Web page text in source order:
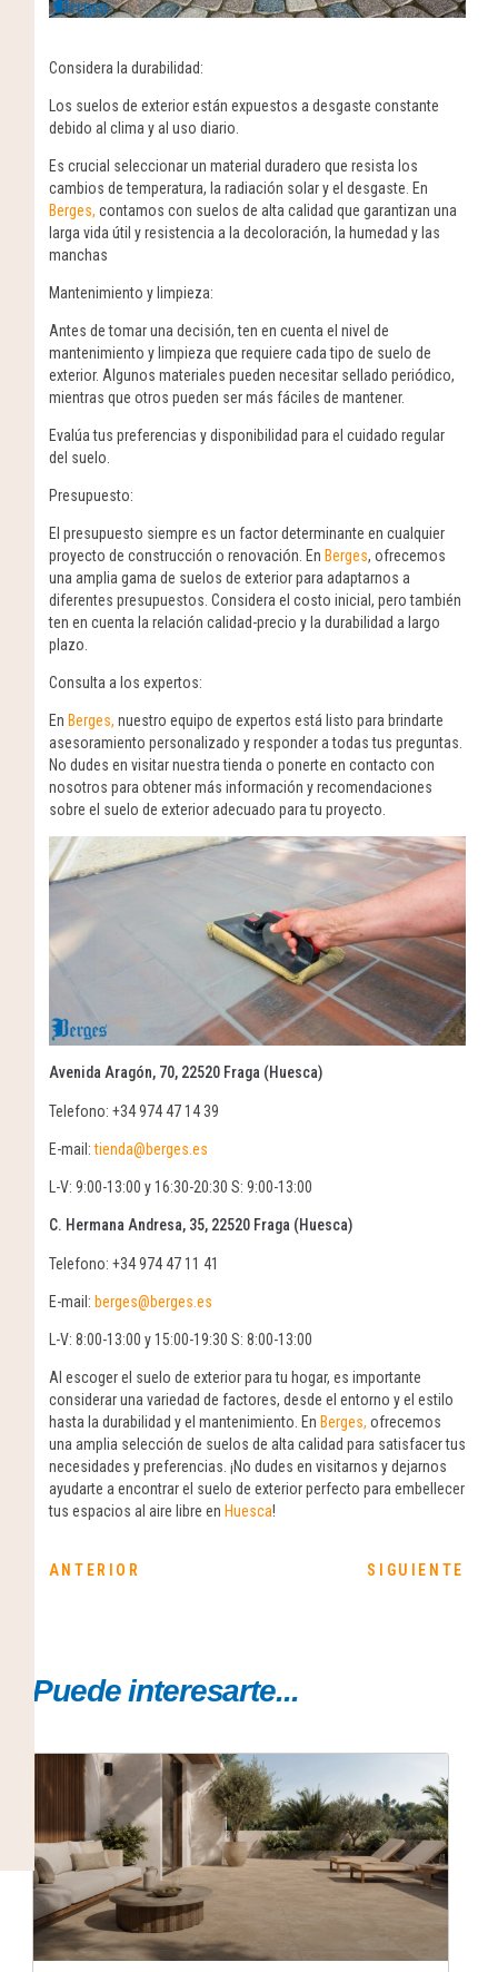
Considera la durabilidad:
Los suelos de exterior están expuestos a desgaste constante
debido al clima y al uso diario.
Es crucial seleccionar un material duradero que resista los
cambios de temperatura, la radiación solar y el desgaste. En
Berges, contamos con suelos de alta calidad que garantizan una
larga vida útil y resistencia a la decoloración, la humedad y las
manchas
Mantenimiento y limpieza:
Antes de tomar una decisión, ten en cuenta el nivel de
mantenimiento y limpieza que requiere cada tipo de suelo de
exterior. Algunos materiales pueden necesitar sellado periódico,
mientras que otros pueden ser más fáciles de mantener.
Evalúa tus preferencias y disponibilidad para el cuidado regular
del suelo.
Presupuesto:
El presupuesto siempre es un factor determinante en cualquier
proyecto de construcción o renovación. En Berges, ofrecemos
una amplia gama de suelos de exterior para adaptarnos a
diferentes presupuestos. Considera el costo inicial, pero también
ten en cuenta la relación calidad-precio y la durabilidad a largo
plazo.
Consulta a los expertos:
En Berges, nuestro equipo de expertos está listo para brindarte
asesoramiento personalizado y responder a todas tus preguntas.
No dudes en visitar nuestra tienda o ponerte en contacto con
nosotros para obtener más información y recomendaciones
sobre el suelo de exterior adecuado para tu proyecto.
Avenida Aragón, 70, 22520 Fraga (Huesca)
Telefono: +34 974 47 14 39
E-mail:tienda@berges.es
L-V: 9:00-13:00 y 16:30-20:30 S: 9:00-13:00
C. Hermana Andresa, 35, 22520 Fraga (Huesca)
Telefono: +34 974 47 11 41
E-mail: berges@berges.es
L-V: 8:00-13:00 y 15:00-19:30 S: 8:00-13:00
Al escoger el suelo de exterior para tu hogar, es importante
considerar una variedad de factores, desde el entorno y el estilo
hasta la durabilidad y el mantenimiento. En Berges, ofrecemos
una amplia selección de suelos de alta calidad para satisfacer tus
necesidades y preferencias. ¡No dudes en visitarnos y dejarnos
ayudarte a encontrar el suelo de exterior perfecto para embellecer
tus espacios al aire libre en Huesca!
ANTERIOR SIGUIENTE
Puede interesarte...